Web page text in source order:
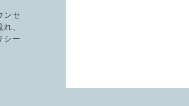
ンセ
、
シー